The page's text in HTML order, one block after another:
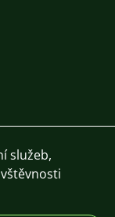
služeb,